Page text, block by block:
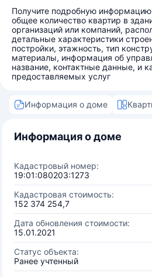
Получите подробную
общее количество квартир в
организаций или компаний,
детальные характеристики
постройки, этажность, тип
материалы, информация об
название, контактные данные, и
предоставляемых услуг
Информация о доме
Информация о доме
Кадастровый номер:
19:01:080203:1273
Кадастровая стоимость:
152 374 254,7
Дата обновления стоимости:
15.01.2021
Статус объекта:
Ранее учтенный